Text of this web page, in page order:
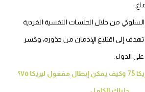
من خلال الجلسات النفسية الفردية
تهدف إلى اقتلاع الإدمان من جذوره، وكسر
الدواء.
متى يبدأ مفعول ليريكا 75 وكيف يمكن إبطال مفعول ليريكا ٧٥؟